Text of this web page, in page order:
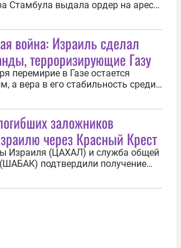
Стамбула выдала ордер на арест
включая премьер-министра
Нетаньяху. Об этом 7 ноября
служба турецкого надзорного
запросу генпрокуратуры
судья по уголовным делам...
война: Израиль сделал
терроризирующие Газу
перемирие в Газе остается
а вера в его стабильность среди
жителей осажденного
стремительно таять. По
медиа-офиса в
на 2 ноября израильская
194 нарушения соглашения...
заложников
через Красный Крест
Израиля (ЦАХАЛ) и служба общей
подтвердили получение
заложников в секторе Газа. Об
сообщили в пресс-службе ЦАХАЛ.